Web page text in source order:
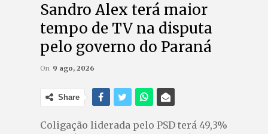
Sandro Alex terá maior
tempo de TV na disputa
pelo governo do Paraná
On 9 ago, 2026
Share
Coligação liderada pelo PSD terá 49,3%